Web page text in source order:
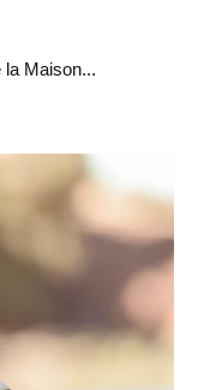
la Maison...